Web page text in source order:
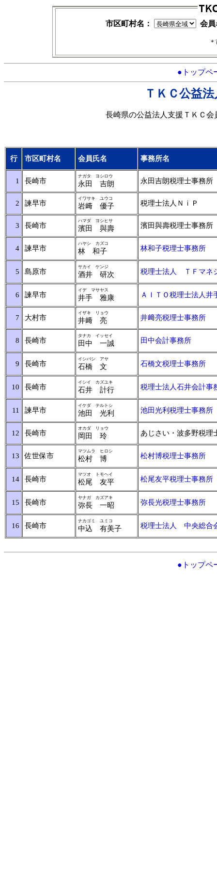
市区町村名： 会
●トップペ
ＴＫＣ公益
長崎県の公益法人支援ＴＫＣ
行 市区町村名 会員氏名 事務所名
1 長崎市
ナガタ ヨシロウ
永田 吉朗 永田吉朗税理士事務所
2 諫早市
イワサキ ユウコ
岩﨑 優子 税理士法人ＮｉＰ
3 長崎市
ハマダ ヨシヒサ
濱田 與壽 濱田與壽税理士事務所
4 諫早市
ハヤシ カズコ
林 和子 林和子税理士事務所
5 島原市
サカイ ケンジ
酒井 研次 税理士法人 ＴＦマネ
6 諫早市
イデ マサヤス
井手 雅康 ＡＩＴＯ税理士法人井
7 大村市
イザキ リョウ
井﨑 亮 井﨑亮税理士事務所
8 長崎市
タナカ イッセイ
田中 一誠 田中会計事務所
9 長崎市
イシバシ アヤ
石橋 文 石橋文税理士事務所
10 長崎市
イシイ カズユキ
石井 計行 税理士法人石井会計事
11 諫早市
イケダ テルトシ
池田 光利 池田光利税理士事務所
12 長崎市
オカダ リョウ
岡田 玲 あじさい・波多野税理
13 佐世保市
マツムラ ヒロシ
松村 博 松村博税理士事務所
14 長崎市
マツオ トモヘイ
松尾 友平 松尾友平税理士事務所
15 長崎市
ヤナガ カズアキ
弥長 一昭 弥長光税理士事務所
16 長崎市
ナカゴミ ユミコ
中込 有美子 税理士法人 中央総合
●トップペ